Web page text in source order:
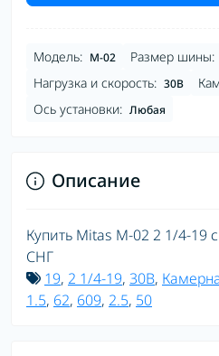
Модель: M-02 Размер шины:
Нагрузка и скорость: 30B
Ось установки: Любая
Описание
Купить Mitas M-02 2 1/4-19
СНГ
19, 2 1/4-19, 30B,
1.5, 62, 609, 2.5, 50